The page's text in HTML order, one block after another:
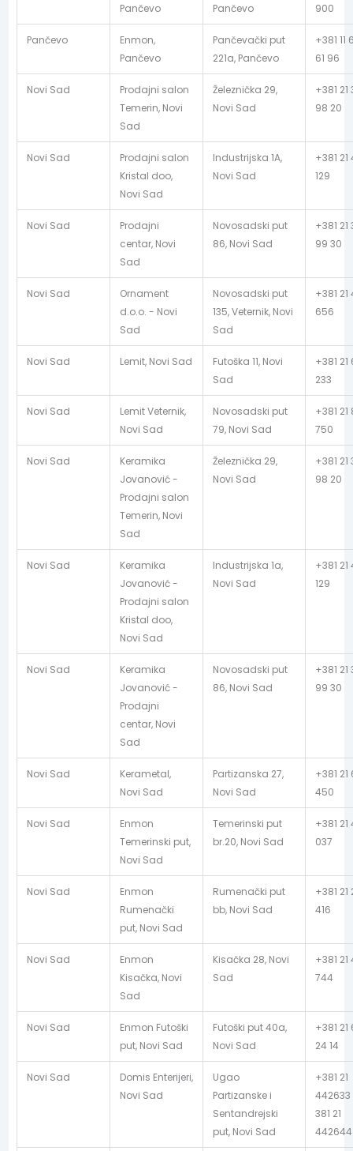
Pančevo
Pančevo
900
Pančevo
Enmon,
Pančevo
Pančevački put
221a, Pančevo
+381 11
61 96
Novi Sad
Prodajni salon
Temerin, Novi
Sad
Železnička 29,
Novi Sad
+381 21
98 20
Novi Sad
Prodajni salon
Kristal doo,
Novi Sad
Industrijska 1A,
Novi Sad
+381
129
Novi Sad
Prodajni
centar, Novi
Sad
Novosadski put
86, Novi Sad
+381 21
99 30
Novi Sad
Ornament
d.o.o. - Novi
Sad
Novosadski put
135, Veternik, Novi
Sad
+381 21
656
Novi Sad Lemit, Novi Sad
Futoška 11, Novi
Sad
+381 21
233
Novi Sad
Lemit Veternik,
Novi Sad
Novosadski put
79, Novi Sad
+381 21
750
Novi Sad
Keramika
Jovanović -
Prodajni salon
Temerin, Novi
Sad
Železnička 29,
Novi Sad
+381 21
98 20
Novi Sad
Keramika
Jovanović -
Prodajni salon
Kristal doo,
Novi Sad
Industrijska 1a,
Novi Sad
+381
129
Novi Sad
Keramika
Jovanović -
Prodajni
centar, Novi
Sad
Novosadski put
86, Novi Sad
+381 21
99 30
Novi Sad
Kerametal,
Novi Sad
Partizanska 27,
Novi Sad
+381 21
450
Novi Sad
Enmon
Temerinski put,
Novi Sad
Temerinski put
br.20, Novi Sad
+381 21
037
Novi Sad
Enmon
Rumenački
put, Novi Sad
Rumenački put
bb, Novi Sad
+381 21
416
Novi Sad
Enmon
Kisačka, Novi
Sad
Kisačka 28, Novi
Sad
+381 21
744
Novi Sad
Enmon Futoški
put, Novi Sad
Futoški put 40a,
Novi Sad
+381 21
24 14
Novi Sad
Domis Enterijeri,
Novi Sad
Ugao
Partizanske i
Sentandrejski
put, Novi Sad
+381 21
381 21
442644